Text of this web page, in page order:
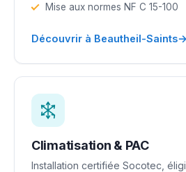
Mise aux normes NF C 15-100
Découvrir à Beautheil-Saints→
Climatisation & PAC
Installation certifiée Socotec,